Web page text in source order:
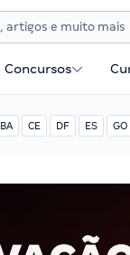
Concursos
BA CE DF ES GO